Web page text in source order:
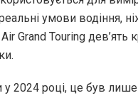
умови водіння,
Grand Touring
2024 році, це був лише